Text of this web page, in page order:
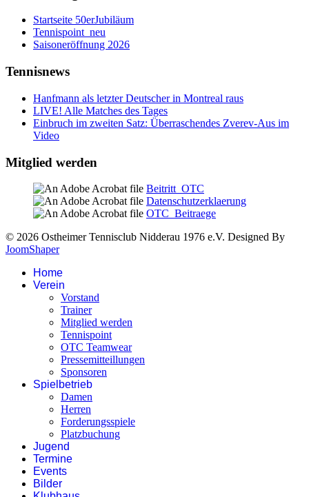
Startseite 50erJubiläum
Tennispoint_neu
Saisoneröffnung 2026
Tennisnews
Hanfmann als letzter Deutscher in Montreal raus
LIVE! Alle Matches des Tages
Einbruch im zweiten Satz: Überraschendes Zverev-Aus im
Video
Mitglied werden
Beitritt_OTC
Datenschutzerklaerung
OTC_Beitraege
© 2026 Ostheimer Tennisclub Nidderau 1976 e.V. Designed By
JoomShaper
Home
Verein
Vorstand
Trainer
Mitglied werden
Tennispoint
OTC Teamwear
Pressemitteillungen
Sponsoren
Spielbetrieb
Damen
Herren
Forderungsspiele
Platzbuchung
Jugend
Termine
Events
Bilder